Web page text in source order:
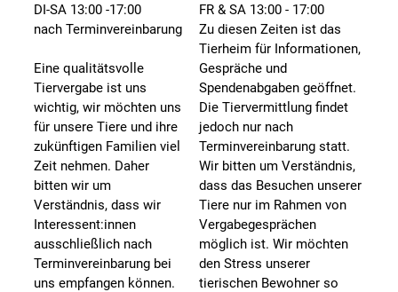
DI-SA 13:00 -17:00
nach Terminvereinbarung
Eine qualitätsvolle
Tiervergabe ist uns
wichtig, wir möchten uns
für unsere Tiere und ihre
zukünftigen Familien viel
Zeit nehmen. Daher
bitten wir um
Verständnis, dass wir
Interessent:innen
ausschließlich nach
Terminvereinbarung bei
uns empfangen können.
FR & SA 13:00 - 17:00
Zu diesen Zeiten ist das
Tierheim für Informationen,
Gespräche und
Spendenabgaben geöffnet.
Die Tiervermittlung findet
jedoch nur nach
Terminvereinbarung statt.
Wir bitten um Verständnis,
dass das Besuchen unserer
Tiere nur im Rahmen von
Vergabegesprächen
möglich ist. Wir möchten
den Stress unserer
tierischen Bewohner so